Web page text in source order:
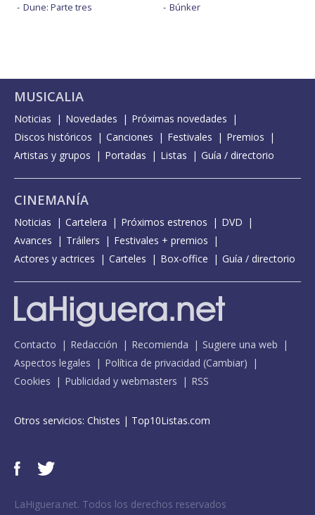
Dune: Parte tres
Búnker
MUSICALIA
Noticias Novedades
Próximas novedades
Discos históricos
Canciones Festivales
Premios
Artistas y grupos
Portadas Listas Guía / directorio
CINEMANÍA
Noticias Cartelera Próximos estrenos
DVD
Avances
Tráilers
Festivales + premios
Actores y actrices
Carteles Box-office Guía / directorio
Contacto Redacción Recomienda
Sugiere una web
Aspectos legales
Política de privacidad (Cambiar)
Cookies
Publicidad y webmasters RSS
Otros servicios: Chistes | Top10Listas.com
LaHiguera.net. Todos los derechos reservados